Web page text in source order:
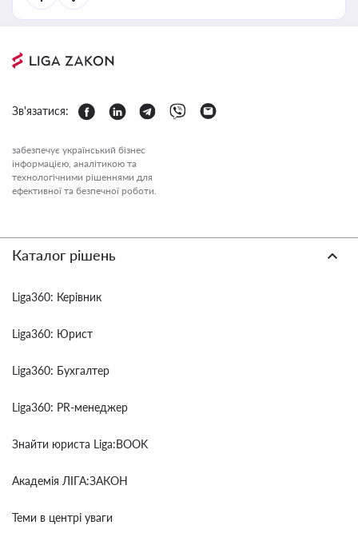
Зв'язатися:
забезпечує український бізнес
інформацією, аналітикою та
технологічними рішеннями для
ефективної та безпечної роботи.
Каталог рішень
Liga360: Керівник
Liga360: Юрист
Liga360: Бухгалтер
Liga360: PR-менеджер
Знайти юриста Liga:BOOK
Академія ЛІГА:ЗАКОН
Теми в центрі уваги